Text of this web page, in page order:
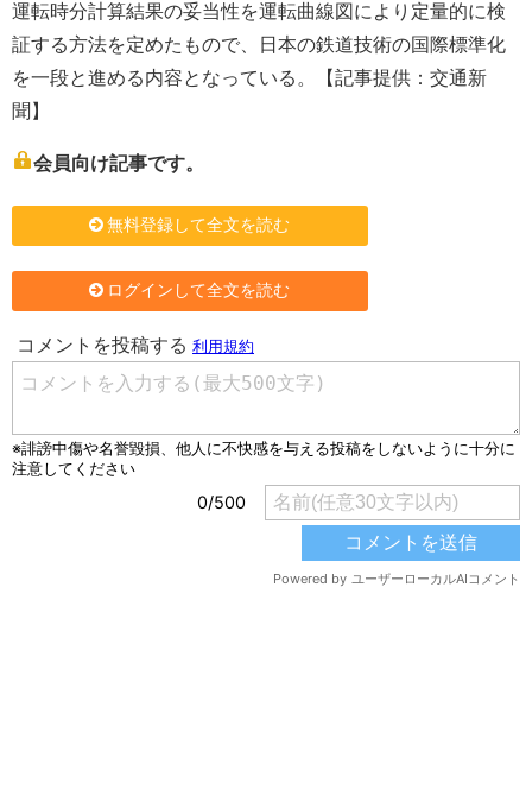
運転時分計算結果の妥当性を運転曲線図により定量的に検
証する方法を定めたもので、日本の鉄道技術の国際標準化
を一段と進める内容となっている。【記事提供：交通新
聞】
会員向け記事です。
無料登録して全文を読む
ログインして全文を読む